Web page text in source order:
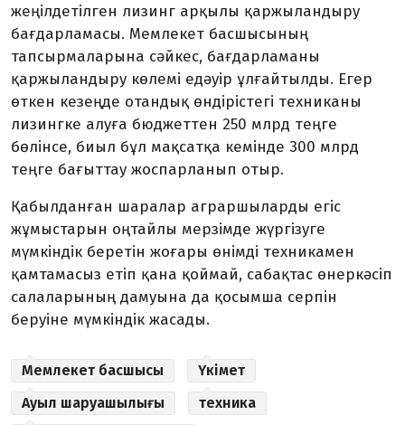
жеңілдетілген лизинг арқылы қаржыландыру
бағдарламасы. Мемлекет басшысының
тапсырмаларына сәйкес, бағдарламаны
қаржыландыру көлемі едәуір ұлғайтылды. Егер
өткен кезеңде отандық өндірістегі техниканы
лизингке алуға бюджеттен 250 млрд теңге
бөлінсе, биыл бұл мақсатқа кемінде 300 млрд
теңге бағыттау жоспарланып отыр.
Қабылданған шаралар аграршыларды егіс
жұмыстарын оңтайлы мерзімде жүргізуге
мүмкіндік беретін жоғары өнімді техникамен
қамтамасыз етіп қана қоймай, сабақтас өнеркәсіп
салаларының дамуына да қосымша серпін
беруіне мүмкіндік жасады.
Мемлекет басшысы
Үкімет
Ауыл шаруашылығы
техника